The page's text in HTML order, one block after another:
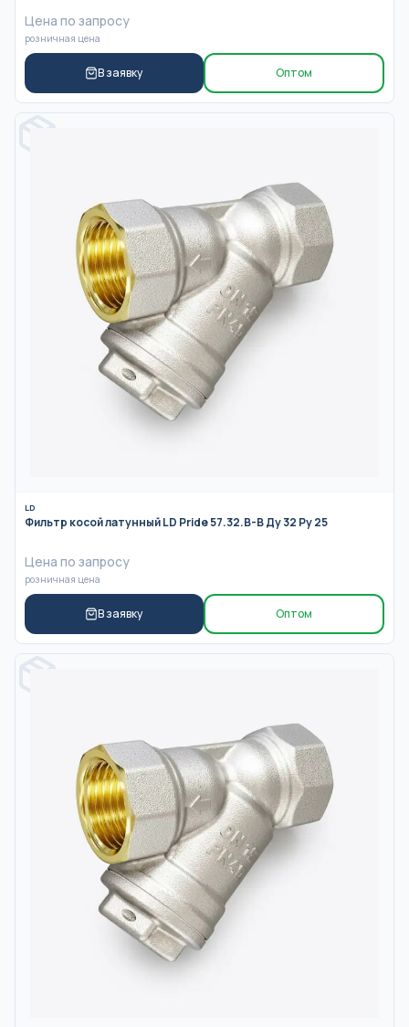
Цена по запросу
розничная цена
В заявку Оптом
LD
Фильтр косой латунный LD Pride 57.32.В-В Ду 32 Ру 25
Цена по запросу
розничная цена
В заявку Оптом